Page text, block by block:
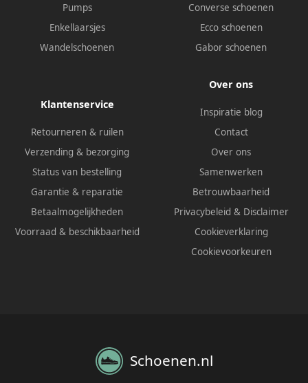
Pumps
Enkellaarsjes
Wandelschoenen
Converse schoenen
Ecco schoenen
Gabor schoenen
Klantenservice
Retourneren & ruilen
Verzending & bezorging
Status van bestelling
Garantie & reparatie
Betaalmogelijkheden
Voorraad & beschikbaarheid
Over ons
Inspiratie blog
Contact
Over ons
Samenwerken
Betrouwbaarheid
Privacybeleid & Disclaimer
Cookieverklaring
Cookievoorkeuren
Schoenen.nl